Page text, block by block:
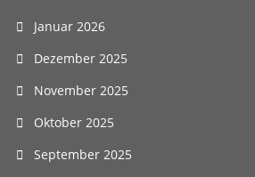
Januar 2026
Dezember 2025
November 2025
Oktober 2025
September 2025